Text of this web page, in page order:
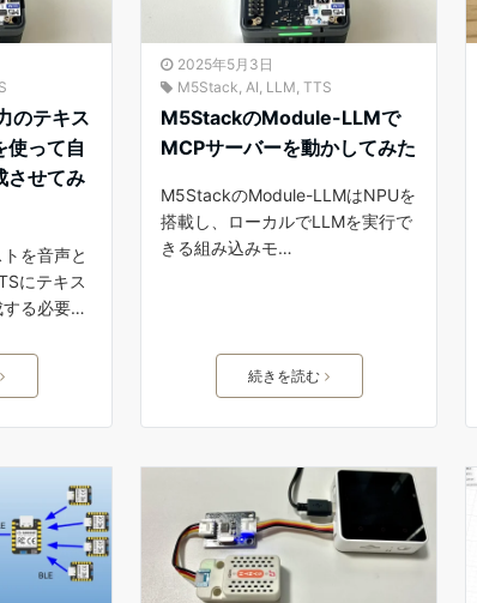
のテキス
使って自
させてみ
を音声と
にテキス
する必要…
2025年5月3日
M5Stack AI LLM ,TTS
M5StackのModule-LLMで
MCPサーバーを動かしてみた
M5StackのModule-LLMはNPUを
搭載し、ローカルでLLMを実行で
きる組み込みモ…
続きを読む